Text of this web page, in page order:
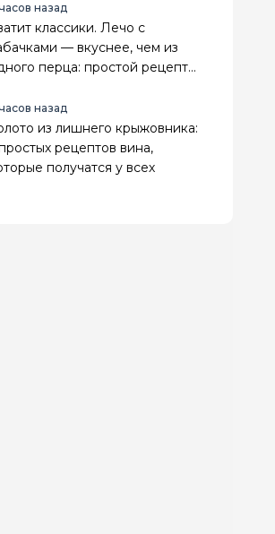
назад
классики. Лечо с
— вкуснее, чем из
перца: простой рецепт
часов назад
из лишнего крыжовника:
рецептов вина,
получатся у всех